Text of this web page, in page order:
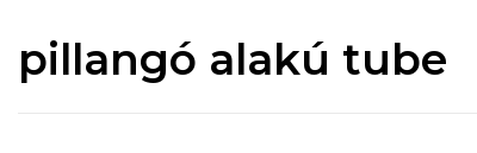
pillangó alakú tube